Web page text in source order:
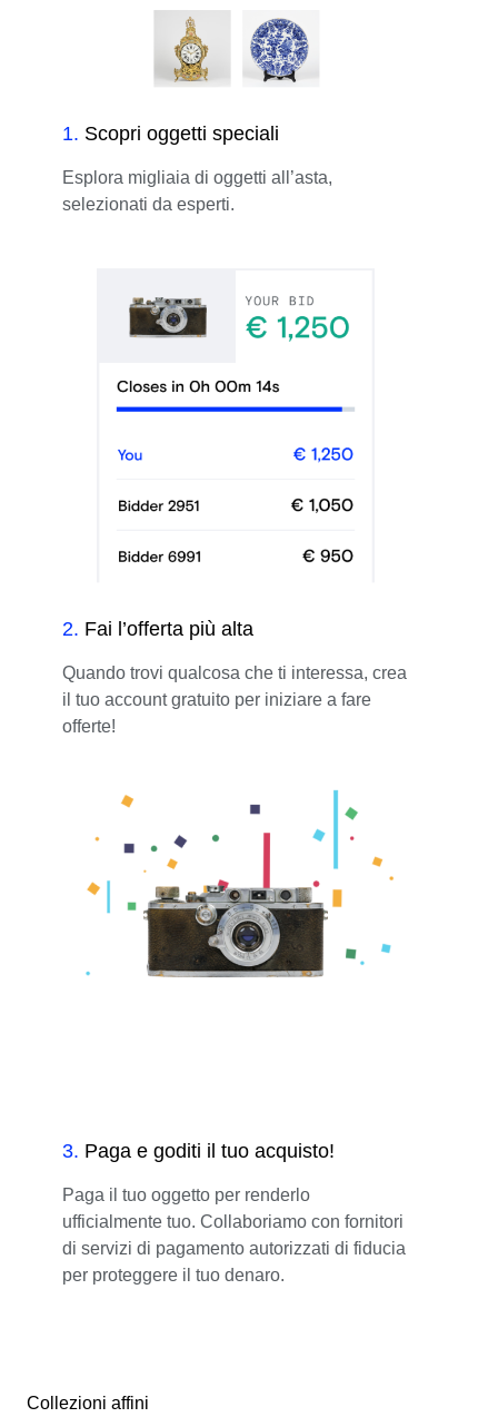
1. Scopri oggetti speciali
Esplora migliaia di oggetti all’asta,
selezionati da esperti.
2. Fai l’offerta più alta
Quando trovi qualcosa che ti interessa, crea
il tuo account gratuito per iniziare a fare
offerte!
3. Paga e goditi il tuo acquisto!
Paga il tuo oggetto per renderlo
ufficialmente tuo. Collaboriamo con fornitori
di servizi di pagamento autorizzati di fiducia
per proteggere il tuo denaro.
Collezioni affini